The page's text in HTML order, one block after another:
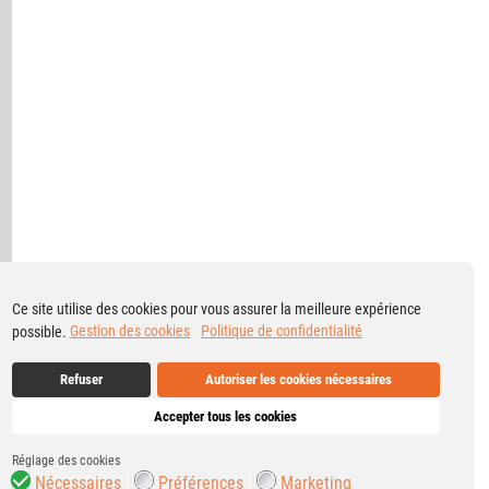
Ce site utilise des cookies pour vous assurer la meilleure expérience
possible. Gestion des cookies Politique de confidentialité
Refuser Autoriser les cookies nécessaires
Accepter tous les cookies
Réglage des cookies
Nécessaires Préférences Marketing